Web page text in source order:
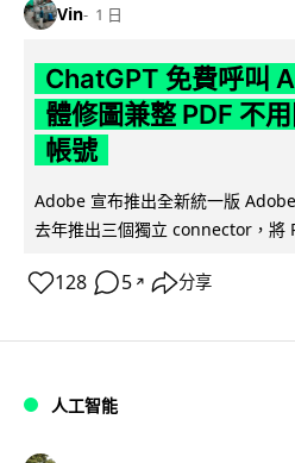
Vin 1 日
ChatGPT 免費呼叫
體修圖兼整 PDF 不
帳號
Adobe 宣布推出全新統一版
去年推出三個獨立 connector，將
128 5 ↗ 分享
人工智能